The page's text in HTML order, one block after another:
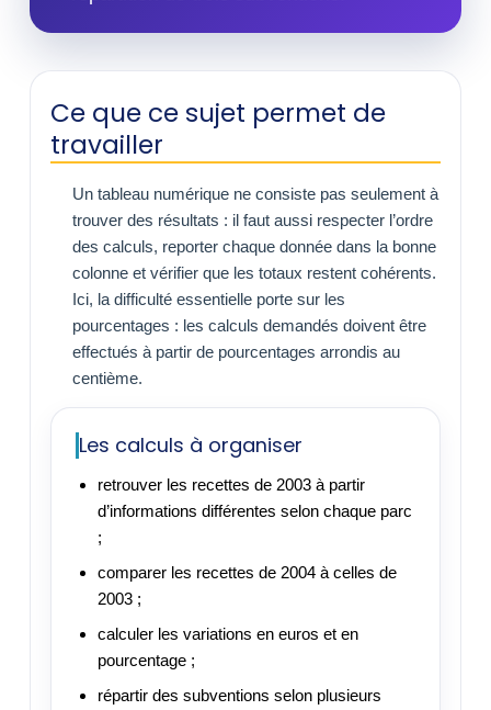
Ce que ce sujet permet de
travailler
Un tableau numérique ne consiste pas seulement à
trouver des résultats : il faut aussi respecter l’ordre
des calculs, reporter chaque donnée dans la bonne
colonne et vérifier que les totaux restent cohérents.
Ici, la difficulté essentielle porte sur les
pourcentages : les calculs demandés doivent être
effectués à partir de pourcentages arrondis au
centième.
Les calculs à organiser
retrouver les recettes de 2003 à partir
d’informations différentes selon chaque parc
;
comparer les recettes de 2004 à celles de
2003 ;
calculer les variations en euros et en
pourcentage ;
répartir des subventions selon plusieurs